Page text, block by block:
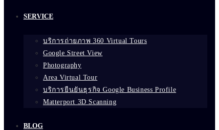
SERVICE
บริการถ่ายภาพ 360 Virtual Tours
Google Street View
Photography
Area Virtual Tour
บริการยืนยันธุรกิจ Google Business Profile
Matterport 3D Scanning
BLOG